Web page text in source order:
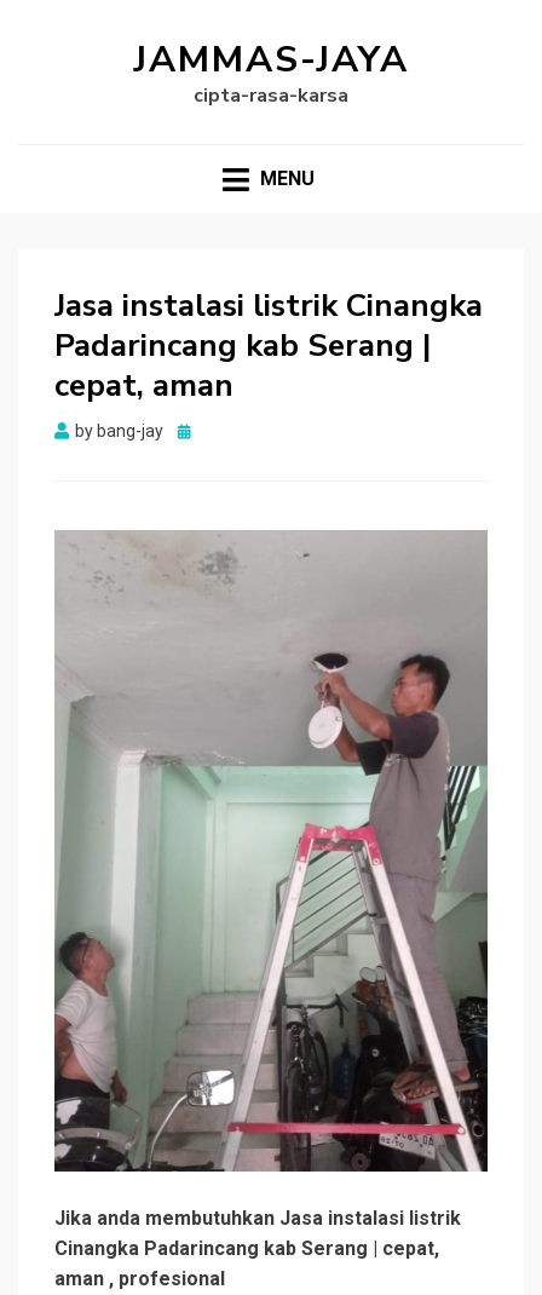
JAMMAS-JAYA
cipta-rasa-karsa
MENU
Jasa instalasi listrik Cinangka
Padarincang kab Serang |
cepat, aman
by bang-jay
Posted
Jika anda membutuhkan Jasa instalasi listrik
Cinangka Padarincang kab Serang | cepat,
aman , profesional